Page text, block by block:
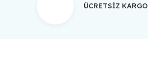
ÜCRETSİZ KARGO